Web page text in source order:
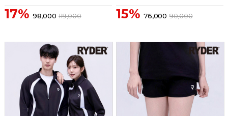
17% 98,000 119,000 15% 76,000 90,000